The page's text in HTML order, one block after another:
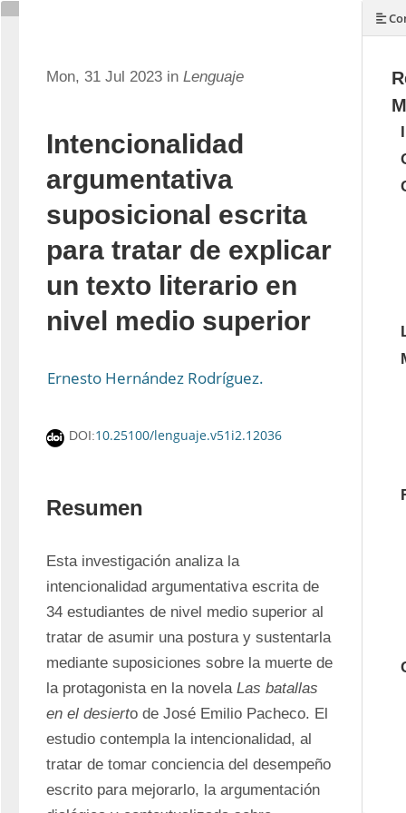
Mon, 31 Jul 2023 in Lenguaje
Intencionalidad
argumentativa
suposicional escrita
para tratar de explicar
un texto literario en
nivel medio superior
Ernesto Hernández Rodríguez.
DOI:10.25100/lenguaje.v51i2.12036
Resumen
Esta investigación analiza la
intencionalidad argumentativa escrita de
34 estudiantes de nivel medio superior al
tratar de asumir una postura y sustentarla
mediante suposiciones sobre la muerte de
la protagonista en la novela Las batallas
en el desierto de José Emilio Pacheco. El
estudio contempla la intencionalidad, al
tratar de tomar conciencia del desempeño
escrito para mejorarlo, la argumentación